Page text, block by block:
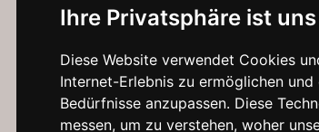
Ihre Privatsphäre ist
Diese Website verwendet Cookies
Internet-Erlebnis zu ermöglichen
Bedürfnisse anzupassen. Diese
messen, um zu verstehen, woher